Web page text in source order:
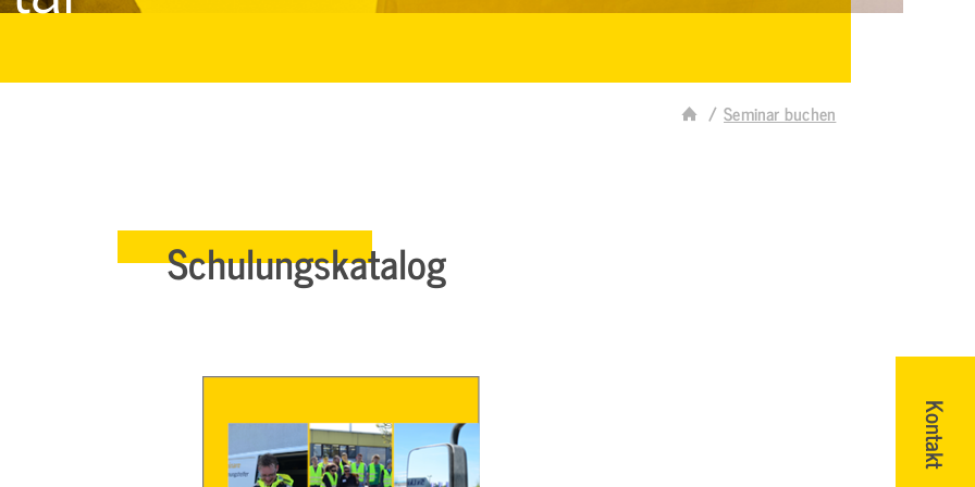
Seminar buchen
Kontakt
Schulungskatalog